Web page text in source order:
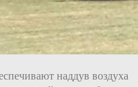
наддув воздуха